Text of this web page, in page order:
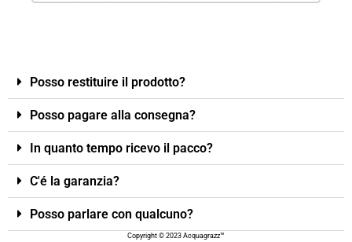
Posso restituire il prodotto?
Posso pagare alla consegna?
In quanto tempo ricevo il pacco?
C'é la garanzia?
Posso parlare con qualcuno?
Copyright © 2023 Acquagrazz™